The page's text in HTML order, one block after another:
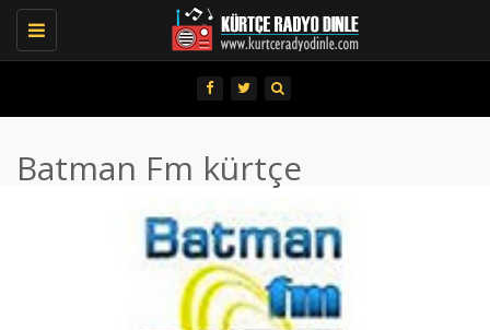
Toggle
navigation
Batman Fm kürtçe